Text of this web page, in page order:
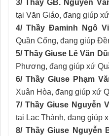
3/ Thầy GB. Nguyễn
tại Văn Giáo, đang giúp
4/ Thầy Đaminh Ngô
Quần Cống, đang giúp
5/ Thầy Giuse Lê Văn
Phương, đang giúp xứ
6/ Thầy Giuse Phạm
Xuân Hòa, đang giúp xứ
7/ Thầy Giuse Nguyễn
tại Lạc Thành, đang giúp
8/ Thầy Giuse Nguyễn